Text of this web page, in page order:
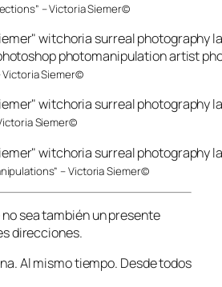
– Victoria Siemer©
Victoria Siemer©
Siemer©
– Victoria Siemer©
no sea también un presente
direcciones.
Al mismo tiempo. Desde todos